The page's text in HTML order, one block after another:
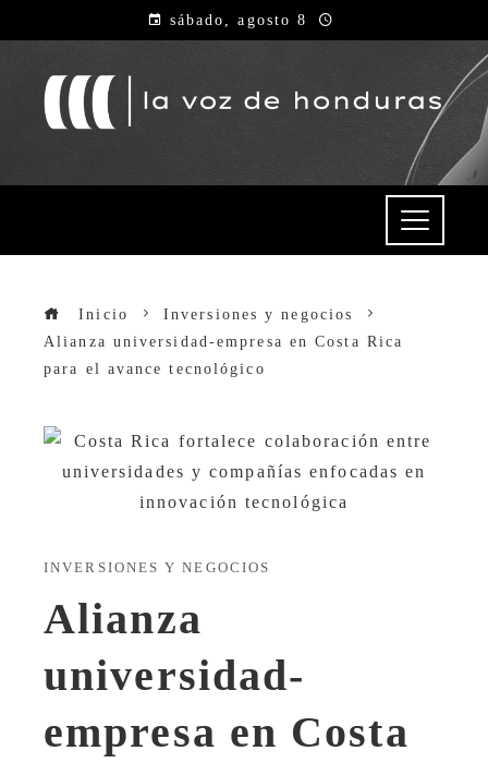
sábado, agosto 8
Inicio
Inversiones y negocios
Alianza universidad-empresa en Costa Rica
para el avance tecnológico
INVERSIONES Y NEGOCIOS
Alianza
universidad-
empresa en Costa